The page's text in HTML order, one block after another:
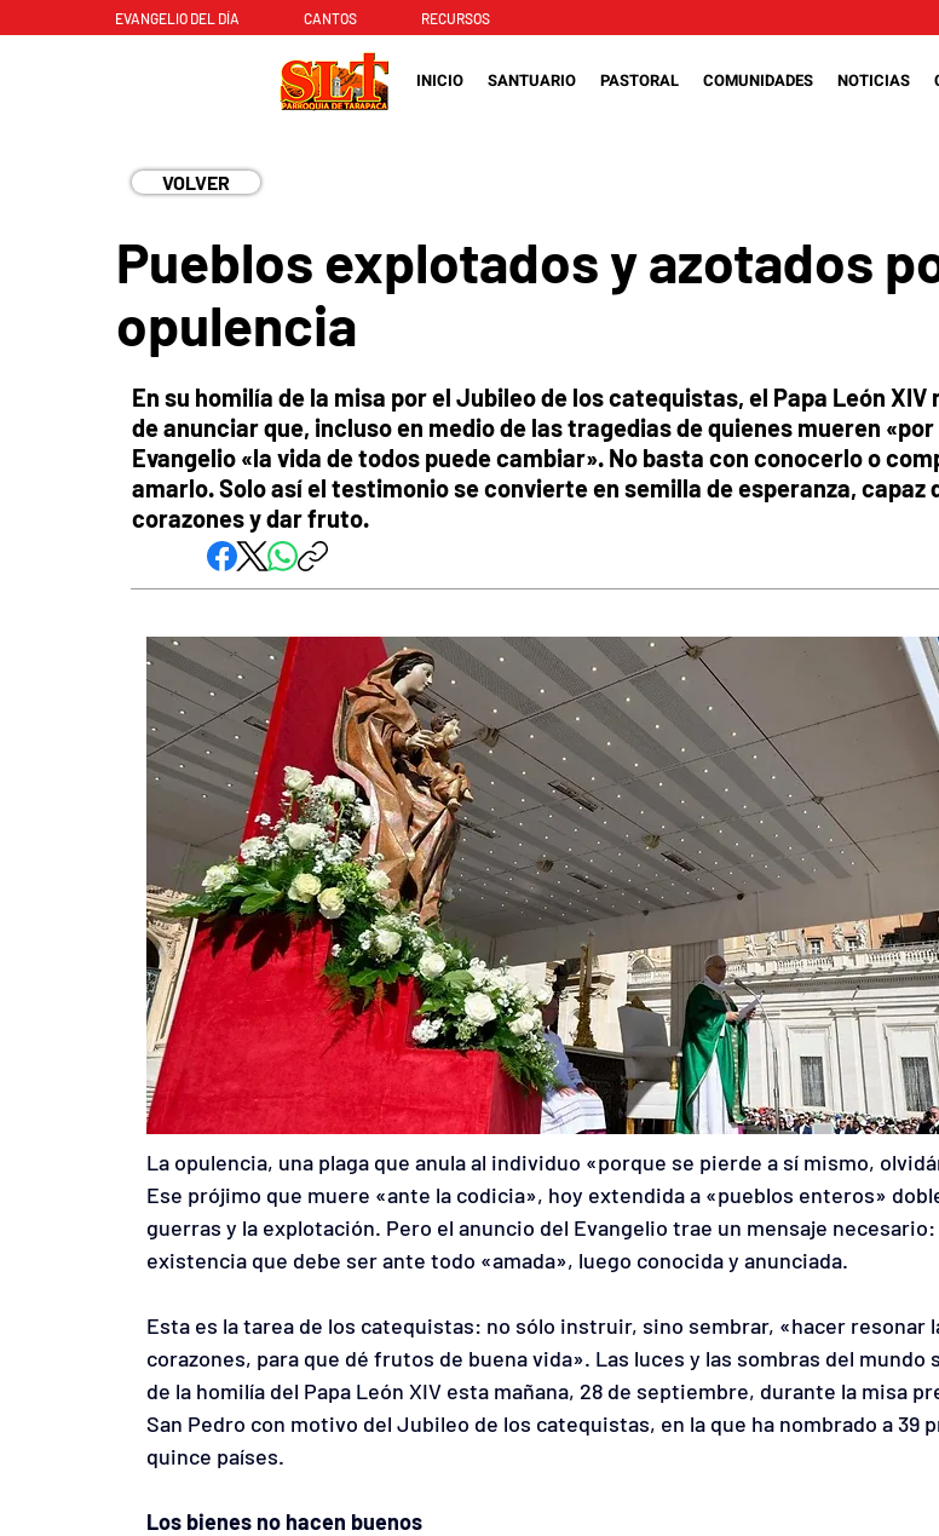
EVANGELIO DEL DÍA CANTOS RECURSOS
INICIO SANTUARIO PASTORAL COMUNIDADES NOTICIAS
VOLVER
Pueblos explotados y azotados
opulencia
En su homilía de la misa por el Jubileo de los catequistas, el Papa León
de anunciar que, incluso en medio de las tragedias de quienes mueren
Evangelio «la vida de todos puede cambiar». No basta con conocerlo o
amarlo. Solo así el testimonio se convierte en semilla de esperanza, capaz
corazones y dar fruto.
La opulencia, una plaga que anula al individuo «porque se pierde a sí mismo,
Ese prójimo que muere «ante la codicia», hoy extendida a «pueblos enteros»
guerras y la explotación. Pero el anuncio del Evangelio trae un mensaje
existencia que debe ser ante todo «amada», luego conocida y anunciada.
Esta es la tarea de los catequistas: no sólo instruir, sino sembrar, «hacer resonar
corazones, para que dé frutos de buena vida». Las luces y las sombras del mundo
de la homilía del Papa León XIV esta mañana, 28 de septiembre, durante la misa
San Pedro con motivo del Jubileo de los catequistas, en la que ha nombrado a 39
quince países.
Los bienes no hacen buenos